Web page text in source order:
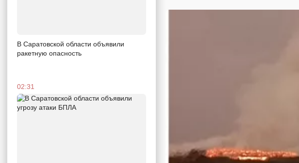
В Саратовской области объявили
ракетную опасность
02:31